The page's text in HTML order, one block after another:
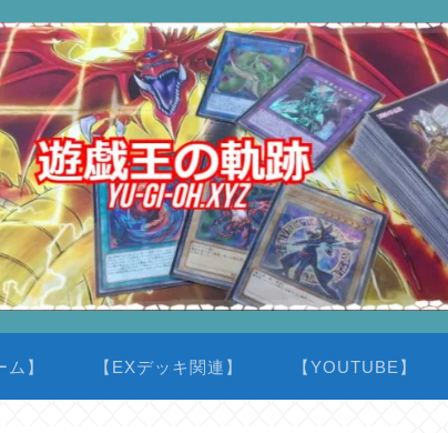
ム】 【EXデッキ関連】 【YOUTUBE】